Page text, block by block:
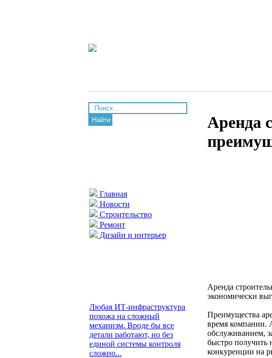
Найти
Главная
Новости
Строительство
Ремонт
Дизайн и интерьер
Любая ИТ-инфраструктура
похожа на сложный
механизм. Вроде бы все
детали работают, но без
единой системы контроля
сложно...
Аренда
Аренда
экономически
Преимущества
время компании.
обслуживанием,
быстро получить
конкуренции на